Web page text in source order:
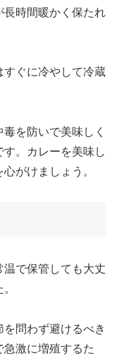
長時間暖かく保たれ
すぐに冷やして冷蔵
を防いで美味しく
。カレーを美味し
がけましょう。
温で保管しても大丈
問わず避けるべき
激に増殖するた